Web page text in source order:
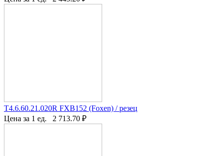
T4.6.60.21.020R FXB152 (Foxen) / резец
Цена за 1 ед.
2 713.70 ₽